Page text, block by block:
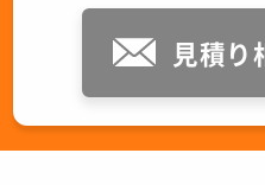
見積り